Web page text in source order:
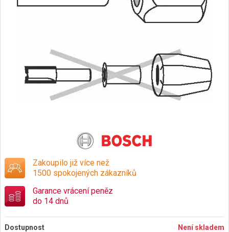
Zakoupilo již více než
1500 spokojených zákazníků
Garance vrácení peněz
do 14 dnů
Dostupnost Není skladem